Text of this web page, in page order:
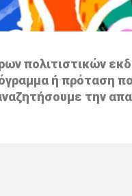
πολιτιστικών
ή πρόταση
την